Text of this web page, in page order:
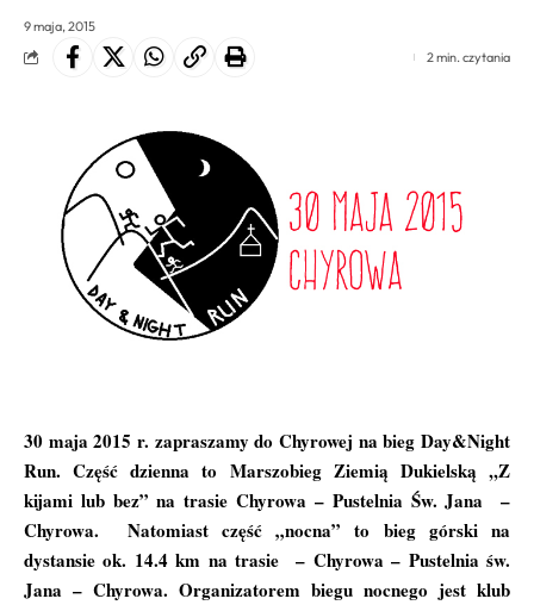
9 maja, 2015
2 min. czytania
30 maja 2015 r. zapraszamy do Chyrowej na bieg Day&Night
Run. Część dzienna to Marszobieg Ziemią Dukielską ,,Z
kijami lub bez” na trasie Chyrowa – Pustelnia Św. Jana –
Chyrowa. Natomiast część „nocna” to bieg górski na
dystansie ok. 14.4 km na trasie – Chyrowa – Pustelnia św.
Jana – Chyrowa. Organizatorem biegu nocnego jest klub